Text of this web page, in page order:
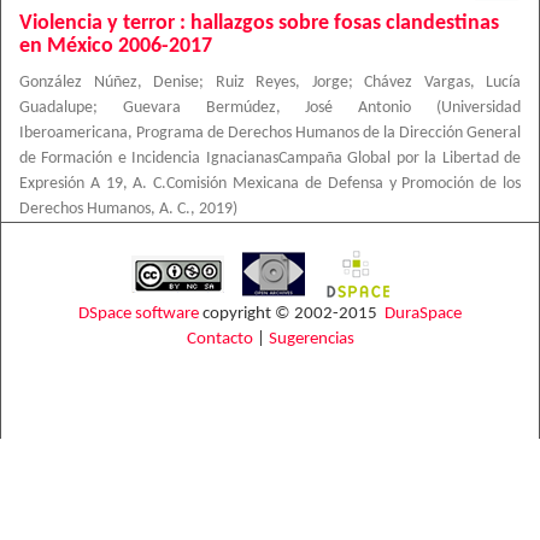
Violencia y terror : hallazgos sobre fosas clandestinas
en México 2006-2017
González Núñez, Denise; Ruiz Reyes, Jorge; Chávez Vargas, Lucía
Guadalupe; Guevara Bermúdez, José Antonio (Universidad
Iberoamericana, Programa de Derechos Humanos de la Dirección General
de Formación e Incidencia IgnacianasCampaña Global por la Libertad de
Expresión A 19, A. C.Comisión Mexicana de Defensa y Promoción de los
Derechos Humanos, A. C., 2019)
DSpace software copyright © 2002-2015 DuraSpace
Contacto| Sugerencias